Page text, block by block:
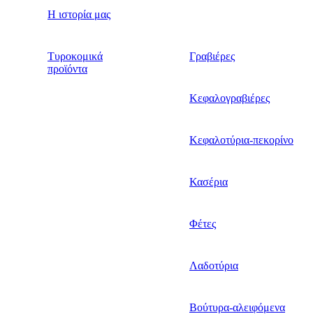
Η ιστορία μας
Τυροκομικά
προϊόντα
Γραβιέρες
Κεφαλογραβιέρες
Κεφαλοτύρια-πεκορίνο
Κασέρια
Φέτες
Λαδοτύρια
Βούτυρα-αλειφόμενα